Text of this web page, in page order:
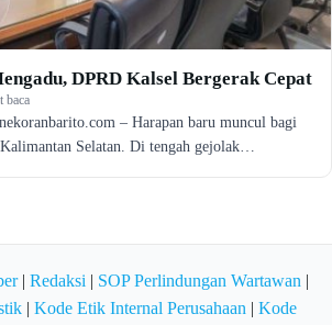
DPRD Kalsel Bergerak Cepat
baca
– Harapan baru muncul bagi
Selatan. Di tengah gejolak…
| Redaksi | SOP Perlindungan Wartawan |
| Kode Etik Internal Perusahaan | Kode